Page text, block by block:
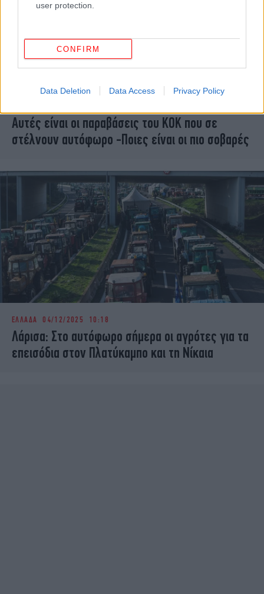
user protection.
CONFIRM
Data Deletion Data Access Privacy Policy
Αυτές είναι οι παραβάσεις του ΚΟΚ που σε
στέλνουν αυτόφωρο -Ποιες είναι οι πιο σοβαρές
ΕΛΛΑΔΑ 04/12/2025 10:18
Λάρισα: Στο αυτόφωρο σήμερα οι αγρότες για τα
επεισόδια στον Πλατύκαμπο και τη Νίκαια